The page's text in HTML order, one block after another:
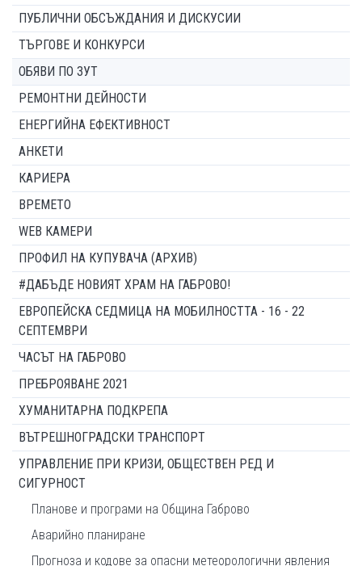
ПУБЛИЧНИ ОБСЪЖДАНИЯ И ДИСКУСИИ
ТЪРГОВЕ И КОНКУРСИ
ОБЯВИ ПО ЗУТ
РЕМОНТНИ ДЕЙНОСТИ
ЕНЕРГИЙНА ЕФЕКТИВНОСТ
АНКЕТИ
КАРИЕРА
ВРЕМЕТО
WEB КАМЕРИ
ПРОФИЛ НА КУПУВАЧА (АРХИВ)
#ДАБЪДЕ НОВИЯТ ХРАМ НА ГАБРОВО!
ЕВРОПЕЙСКА СЕДМИЦА НА МОБИЛНОСТТА - 16 - 22
СЕПТЕМВРИ
ЧАСЪТ НА ГАБРОВО
ПРЕБРОЯВАНЕ 2021
ХУМАНИТАРНА ПОДКРЕПА
ВЪТРЕШНОГРАДСКИ ТРАНСПОРТ
УПРАВЛЕНИЕ ПРИ КРИЗИ, ОБЩЕСТВЕН РЕД И
СИГУРНОСТ
Планове и програми на Община Габрово
Аварийно планиране
Прогноза и кодове за опасни метеорологични явления